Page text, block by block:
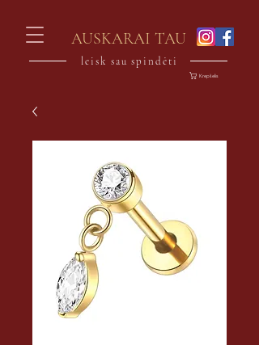
AUSKARAI TAU
leisk sau spindėti
Krepšelis